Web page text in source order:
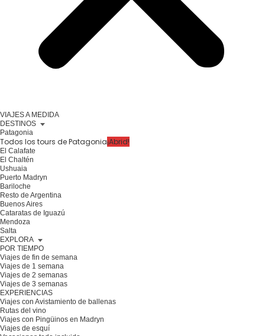
VIAJES A MEDIDA
DESTINOS
Patagonia
Todos los tours de Patagonia¡Abrid!
El Calafate
El Chaltén
Ushuaia
Puerto Madryn
Bariloche
Resto de Argentina
Buenos Aires
Cataratas de Iguazú
Mendoza
Salta
EXPLORA
POR TIEMPO
Viajes de fin de semana
Viajes de 1 semana
Viajes de 2 semanas
Viajes de 3 semanas
EXPERIENCIAS
Viajes con Avistamiento de ballenas
Rutas del vino
Viajes con Pingüinos en Madryn
Viajes de esquí